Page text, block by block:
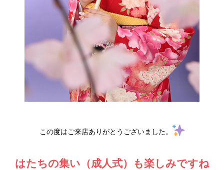
この度はご来店ありがとうございました。
はたちの集い（成人式）も楽しみですね